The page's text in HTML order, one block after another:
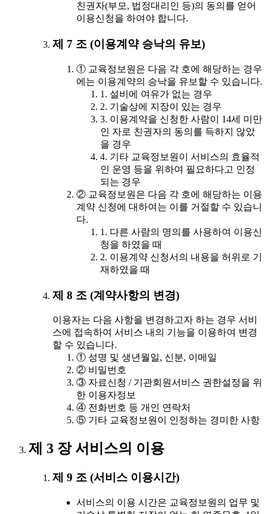
친권자(부모, 법정대리인 등)의 동의를 얻어
이용신청을 하여야 합니다.
제 7 조 (이용계약 승낙의 유보)
① 교육정보원은 다음 각 호에 해당하는 경우
에는 이용계약의 승낙을 유보할 수 있습니다.
1. 설비에 여유가 없는 경우
2. 기술상에 지장이 있는 경우
3. 이용계약을 신청한 사람이 14세 미만
인 자로 친권자의 동의를 득하지 않았
을 경우
4. 기타 교육정보원이 서비스의 효율적
인 운영 등을 위하여 필요하다고 인정
되는 경우
② 교육정보원은 다음 각 호에 해당하는 이용
계약 신청에 대하여는 이를 거절할 수 있습니
다.
1. 다른 사람의 명의를 사용하여 이용신
청을 하였을 때
2. 이용계약 신청서의 내용을 허위로 기
재하였을 때
제 8 조 (계약사항의 변경)
이용자는 다음 사항을 변경하고자 하는 경우 서비
스에 접속하여 서비스 내의 기능을 이용하여 변경
할 수 있습니다.
① 성명 및 생년월일, 신분, 이메일
② 비밀번호
③ 자료신청 / 기관회원서비스 권한설정을 위
한 이용자정보
④ 전화번호 등 개인 연락처
⑤ 기타 교육정보원이 인정하는 경미한 사항
제 3 장 서비스의 이용
제 9 조 (서비스 이용시간)
서비스의 이용 시간은 교육정보원의 업무 및